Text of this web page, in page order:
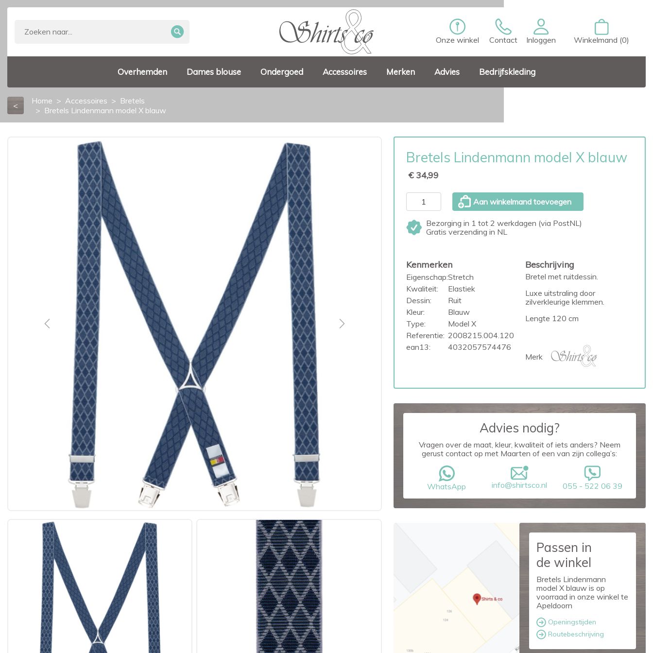
Onze winkel Contact Inloggen Winkelmand (0)
Overhemden Dames blouse Ondergoed Accessoires Merken Advies Bedrijfskleding
< Home Accessoires
Bretels
Bretels Lindenmann model X blauw
Previous Next
Bretels Lindenmann model X blauw
€ 34,99
Aan winkelmand toevoegen
Bezorging in 1 tot 2 werkdagen (via PostNL)
Gratis verzending in NL
Kenmerken
Eigenschap:Stretch
Kwaliteit:
Elastiek
Dessin:
Ruit
Kleur:
Blauw
Type:
Model X
Referentie: 2008215.004.120
ean13:
4032057574476
Beschrijving
Bretel met ruitdessin.
Luxe uitstraling door
zilverkleurige klemmen.
Lengte 120 cm
Merk
Advies nodig?
Vragen over de maat, kleur, kwaliteit of iets anders? Neem
gerust contact op met Maarten of een van zijn collega’s:
WhatsApp info@shirtsco.nl 055 - 522 06 39
Passen in
de winkel
Bretels Lindenmann
model X blauw is op
voorraad in onze winkel te
Apeldoorn
Openingstijden
Routebeschrijving